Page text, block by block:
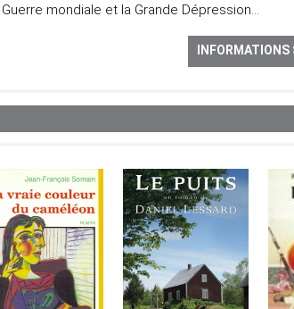
mondiale et la Grande Dépression…